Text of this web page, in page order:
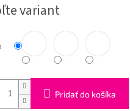
variant
Pridať do košíka